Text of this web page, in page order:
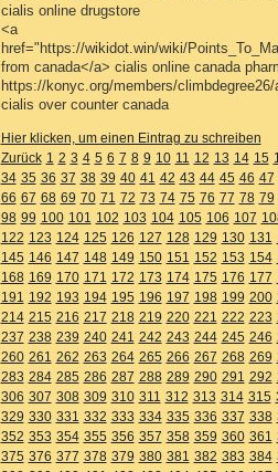
cialis online drugstore
<a
href="https://wikidot.win/wiki/
from canada</a> cialis online canada
https://konyc.org/members/
cialis over counter canada
Hier klicken, um einen Eintrag zu schreiben
Zurück 1 2 3 4 5 6 7 8 9 10 11 12 13 14 15
34 35 36 37 38 39 40 41 42 43 44 45 46 47
66 67 68 69 70 71 72 73 74 75 76 77 78 79
98 99 100 101 102 103 104 105 106 107
122 123 124 125 126 127 128 129 130 131
145 146 147 148 149 150 151 152 153 154
168 169 170 171 172 173 174 175 176 177
191 192 193 194 195 196 197 198 199 200
214 215 216 217 218 219 220 221 222 223
237 238 239 240 241 242 243 244 245 246
260 261 262 263 264 265 266 267 268 269
283 284 285 286 287 288 289 290 291 292
306 307 308 309 310 311 312 313 314 315
329 330 331 332 333 334 335 336 337 338
352 353 354 355 356 357 358 359 360 361
375 376 377 378 379 380 381 382 383 384